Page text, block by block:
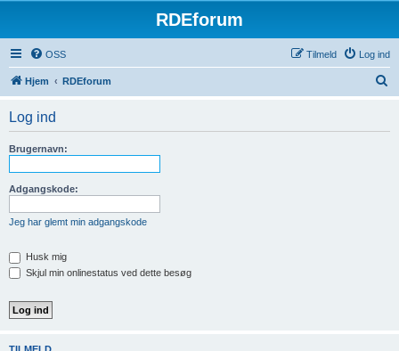
RDEforum
OSS Log ind
Tilmeld
Hjem RDEforum
Log ind
Brugernavn:
Adgangskode:
Jeg har glemt min adgangskode
Husk mig
Skjul min onlinestatus ved dette besøg